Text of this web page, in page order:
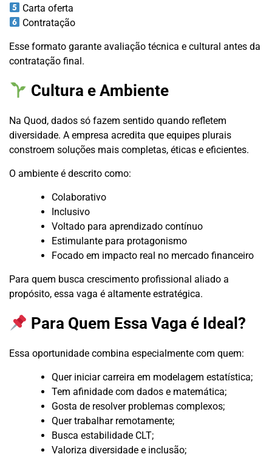
Carta oferta
Contratação
Esse formato garante avaliação técnica e cultural antes da
contratação final.
Cultura e Ambiente
Na Quod, dados só fazem sentido quando refletem
diversidade. A empresa acredita que equipes plurais
constroem soluções mais completas, éticas e eficientes.
O ambiente é descrito como:
Colaborativo
Inclusivo
Voltado para aprendizado contínuo
Estimulante para protagonismo
Focado em impacto real no mercado financeiro
Para quem busca crescimento profissional aliado a
propósito, essa vaga é altamente estratégica.
Para Quem Essa Vaga é Ideal?
Essa oportunidade combina especialmente com quem:
Quer iniciar carreira em modelagem estatística;
Tem afinidade com dados e matemática;
Gosta de resolver problemas complexos;
Quer trabalhar remotamente;
Busca estabilidade CLT;
Valoriza diversidade e inclusão;